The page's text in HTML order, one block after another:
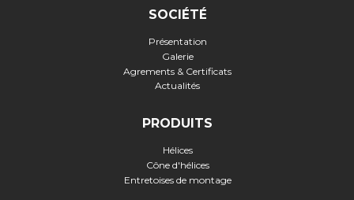
SOCIÉTÉ
Présentation
Galerie
Agrements & Certificats
Actualités
PRODUITS
Hélices
Cône d'hélices
Entretoises de montage